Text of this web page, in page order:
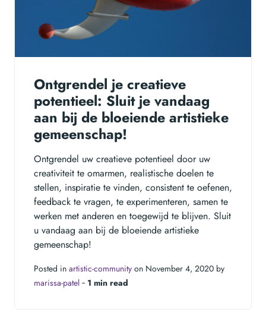
Ontgrendel je creatieve
potentieel: Sluit je vandaag
aan bij de bloeiende artistieke
gemeenschap!
Ontgrendel uw creatieve potentieel door uw
creativiteit te omarmen, realistische doelen te
stellen, inspiratie te vinden, consistent te oefenen,
feedback te vragen, te experimenteren, samen te
werken met anderen en toegewijd te blijven. Sluit
u vandaag aan bij de bloeiende artistieke
gemeenschap!
Posted in artistic-community on November 4, 2020 by
marissa-patel ‐ 1 min read